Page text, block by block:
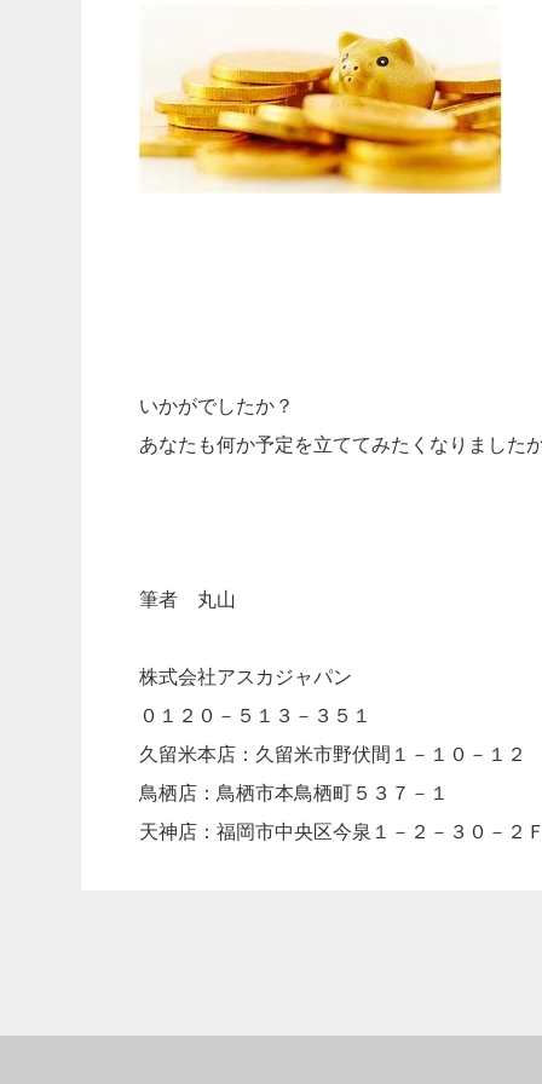
いかがでしたか？
あなたも何か予定を立ててみたくなりました
筆者 丸山
株式会社アスカジャパン
０１２０－５１３－３５１
久留米本店：久留米市野伏間１－１０－１２
鳥栖店：鳥栖市本鳥栖町５３７－１
天神店：福岡市中央区今泉１－２－３０－２